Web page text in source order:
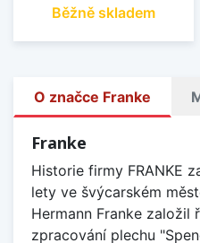
Běžně skladem
O značce Franke
Franke
Historie firmy FRANKE
lety ve švýcarském
Hermann Franke založil
zpracování plechu